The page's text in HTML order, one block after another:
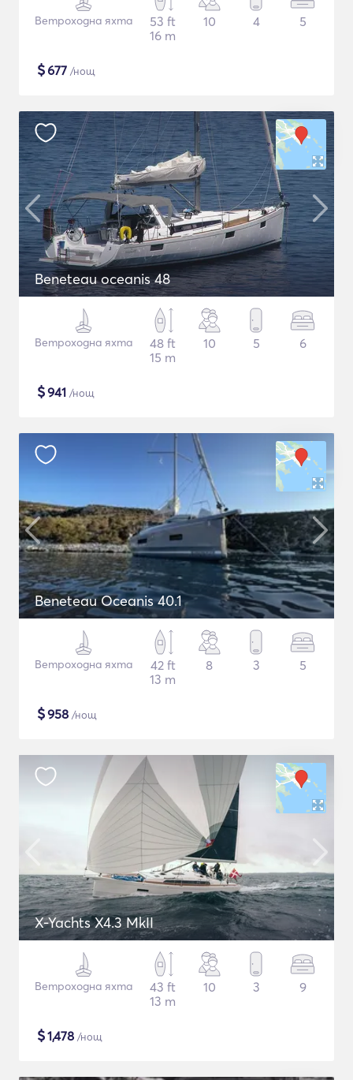
Ветроходна яхта
53 ft
16 m
10 4 5
$677 /нощ
Beneteau oceanis 48
Ветроходна яхта
48 ft
15 m
10 5 6
$941 /нощ
Beneteau Oceanis 40.1
Ветроходна яхта
42 ft
13 m
8 3 5
$958 /нощ
X-Yachts X4.3 MkII
Ветроходна яхта
43 ft
13 m
10 3 9
$1,478 /нощ